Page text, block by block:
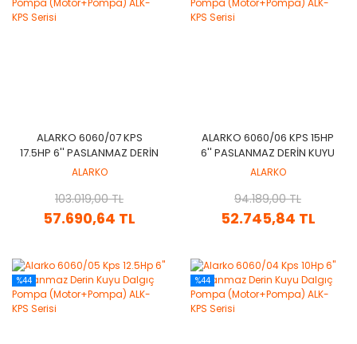
ALARKO 6060/07 KPS
17.5HP 6'' PASLANMAZ DERIN
KUYU DALGIÇ POMPA
SERISI
ALARKO
57.690,64 TL
103.019,00 TL
ALARKO 6060/06 KPS 15HP
6'' PASLANMAZ DERIN KUYU
DALGIÇ POMPA
SERISI
ALARKO
52.745,84 TL
94.189,00 TL
%44 %44